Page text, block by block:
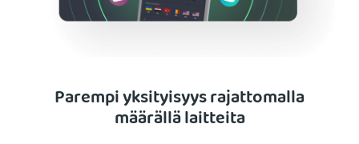
Parempi yksityisyys rajattomalla
määrällä laitteita